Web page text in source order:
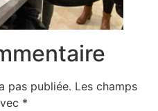
pas publiée. Les champs
*